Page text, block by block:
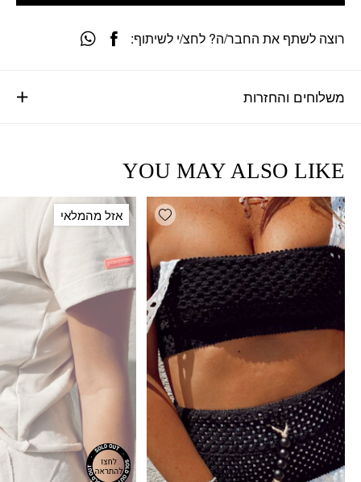
משלוחים והחזרות
רוצה לשתף את החבר/ה? לחצ/י לשיתוף:
YOU MAY ALSO LIKE
Add wishlistאזל מהמלאי